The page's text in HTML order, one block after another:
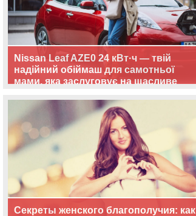
Nissan Leaf AZE0 24 кВт·ч — твій
надійний обіймаш для самотньої
мами, яка заслуговує на щасливе
Секреты женского благополучия: как